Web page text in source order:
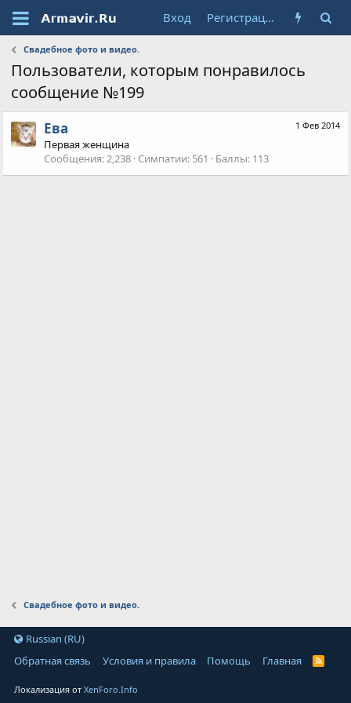
Вход Регистрация
Свадебное фото и видео.
Пользователи, которым понравилось
сообщение №199
1 Фев 2014
Ева
Первая женщина
Сообщения 2,238 Симпатии 561 Баллы 113
Свадебное фото и видео.
Russian (RU)
Обратная связь
Условия и правила Помощь Главная
Локализация отXenForo.Info